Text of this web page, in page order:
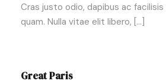
Cras justo odio, dapibus ac
quam. Nulla vitae elit libero, […]
Great Paris